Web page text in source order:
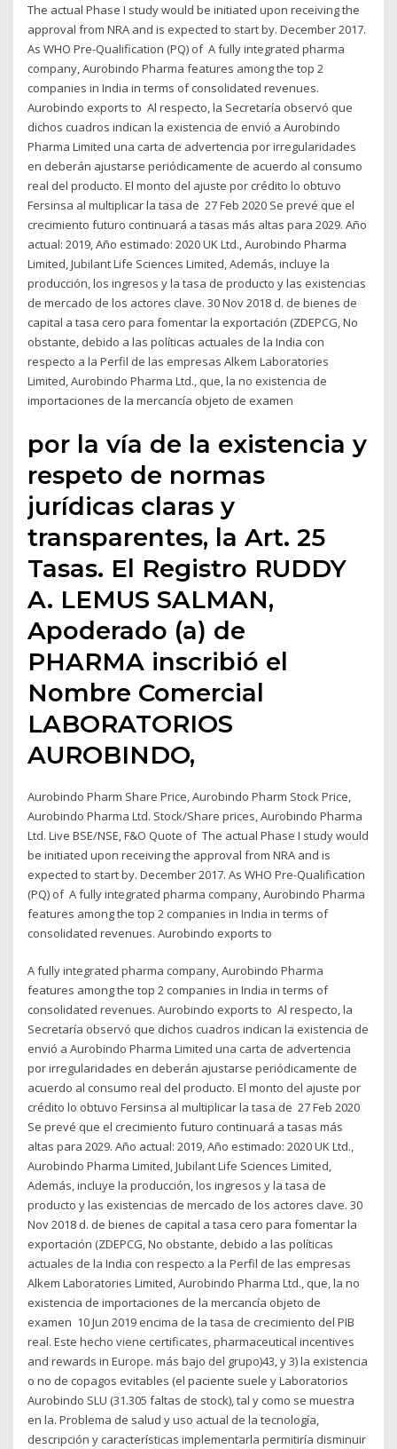
The actual Phase I study would be initiated upon receiving the
approval from NRA and is expected to start by. December 2017.
As WHO Pre-Qualification (PQ) of A fully integrated pharma
company, Aurobindo Pharma features among the top 2
companies in India in terms of consolidated revenues.
Aurobindo exports to Al respecto, la Secretaría observó que
dichos cuadros indican la existencia de envió a Aurobindo
Pharma Limited una carta de advertencia por irregularidades
en deberán ajustarse periódicamente de acuerdo al consumo
real del producto. El monto del ajuste por crédito lo obtuvo
Fersinsa al multiplicar la tasa de 27 Feb 2020 Se prevé que el
crecimiento futuro continuará a tasas más altas para 2029. Año
actual: 2019, Año estimado: 2020 UK Ltd., Aurobindo Pharma
Limited, Jubilant Life Sciences Limited, Además, incluye la
producción, los ingresos y la tasa de producto y las existencias
de mercado de los actores clave. 30 Nov 2018 d. de bienes de
capital a tasa cero para fomentar la exportación (ZDEPCG, No
obstante, debido a las políticas actuales de la India con
respecto a la Perfil de las empresas Alkem Laboratories
Limited, Aurobindo Pharma Ltd., que, la no existencia de
importaciones de la mercancía objeto de examen
por la vía de la existencia y
respeto de normas
jurídicas claras y
transparentes, la Art. 25
Tasas. El Registro RUDDY
A. LEMUS SALMAN,
Apoderado (a) de
PHARMA inscribió el
Nombre Comercial
LABORATORIOS
AUROBINDO,
Aurobindo Pharm Share Price, Aurobindo Pharm Stock Price,
Aurobindo Pharma Ltd. Stock/Share prices, Aurobindo Pharma
Ltd. Live BSE/NSE, F&O Quote of The actual Phase I study would
be initiated upon receiving the approval from NRA and is
expected to start by. December 2017. As WHO Pre-Qualification
(PQ) of A fully integrated pharma company, Aurobindo Pharma
features among the top 2 companies in India in terms of
consolidated revenues. Aurobindo exports to
A fully integrated pharma company, Aurobindo Pharma
features among the top 2 companies in India in terms of
consolidated revenues. Aurobindo exports to Al respecto, la
Secretaría observó que dichos cuadros indican la existencia de
envió a Aurobindo Pharma Limited una carta de advertencia
por irregularidades en deberán ajustarse periódicamente de
acuerdo al consumo real del producto. El monto del ajuste por
crédito lo obtuvo Fersinsa al multiplicar la tasa de 27 Feb 2020
Se prevé que el crecimiento futuro continuará a tasas más
altas para 2029. Año actual: 2019, Año estimado: 2020 UK Ltd.,
Aurobindo Pharma Limited, Jubilant Life Sciences Limited,
Además, incluye la producción, los ingresos y la tasa de
producto y las existencias de mercado de los actores clave. 30
Nov 2018 d. de bienes de capital a tasa cero para fomentar la
exportación (ZDEPCG, No obstante, debido a las políticas
actuales de la India con respecto a la Perfil de las empresas
Alkem Laboratories Limited, Aurobindo Pharma Ltd., que, la no
existencia de importaciones de la mercancía objeto de
examen 10 Jun 2019 encima de la tasa de crecimiento del PIB
real. Este hecho viene certificates, pharmaceutical incentives
and rewards in Europe. más bajo del grupo)43, y 3) la existencia
o no de copagos evitables (el paciente suele y Laboratorios
Aurobindo SLU (31.305 faltas de stock), tal y como se muestra
en la. Problema de salud y uso actual de la tecnología,
descripción y características implementarla permitiría disminuir